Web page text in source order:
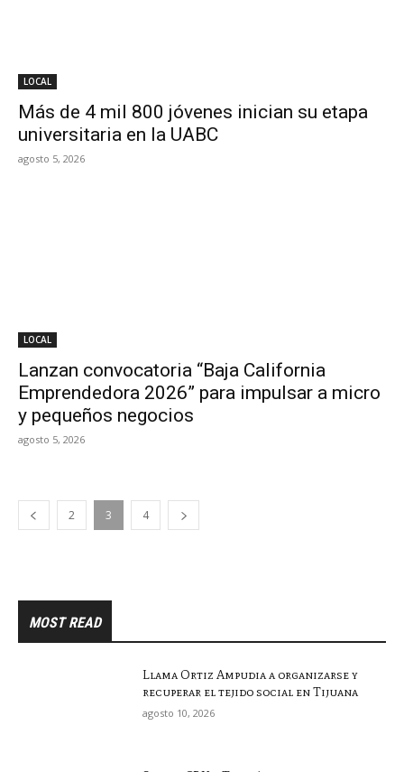
LOCAL
Más de 4 mil 800 jóvenes inician su etapa
universitaria en la UABC
agosto 5, 2026
LOCAL
Lanzan convocatoria “Baja California
Emprendedora 2026” para impulsar a micro
y pequeños negocios
agosto 5, 2026
2 3 4
MOST READ
Llama Ortiz Ampudia a organizarse y
recuperar el tejido social en Tijuana
agosto 10, 2026